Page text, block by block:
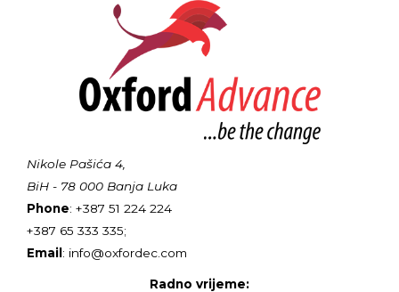
Nikole Pašića 4,
BiH - 78 000 Banja Luka
Phone: +387 51 224 224
+387 65 333 335;
Email: info@oxfordec.com
Radno vrijeme: